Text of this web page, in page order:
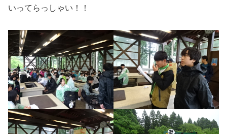
いってらっしゃい！！